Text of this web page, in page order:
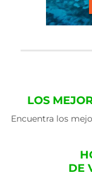
LOS
Encuentra los
DE